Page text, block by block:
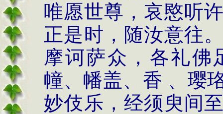
唯愿世尊，哀愍听
正是时，随汝意往
摩诃萨众，各礼佛
幢、幡盖、香 、璎
妙伎乐，经须臾间